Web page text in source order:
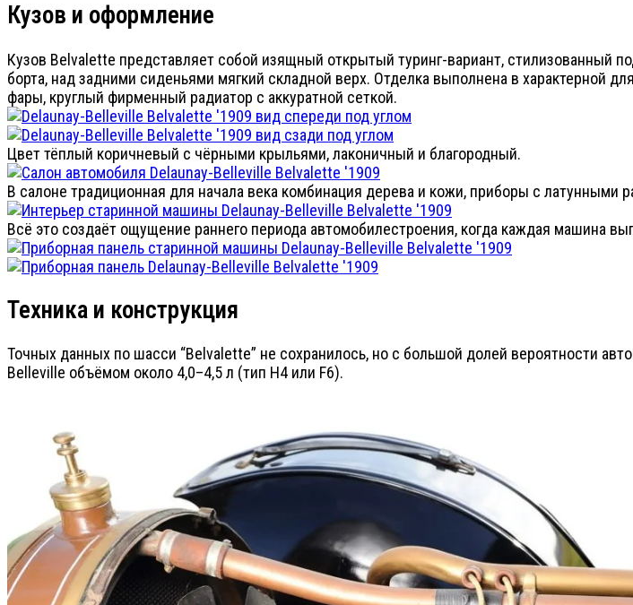
Кузов и оформление
Кузов Belvalette представляет собой изящный открытый туринг-вариант, стилизованный
борта, над задними сиденьями мягкий складной верх. Отделка выполнена в характерной
фары, круглый фирменный радиатор с аккуратной сеткой.
Цвет тёплый коричневый с чёрными крыльями, лаконичный и благородный.
В салоне традиционная для начала века комбинация дерева и кожи, приборы с
Всё это создаёт ощущение раннего периода автомобилестроения, когда каждая машина
Техника и конструкция
Точных данных по шасси “Belvalette” не сохранилось, но с большой долей вероятности
Belleville объёмом около 4,0–4,5 л (тип H4 или F6).